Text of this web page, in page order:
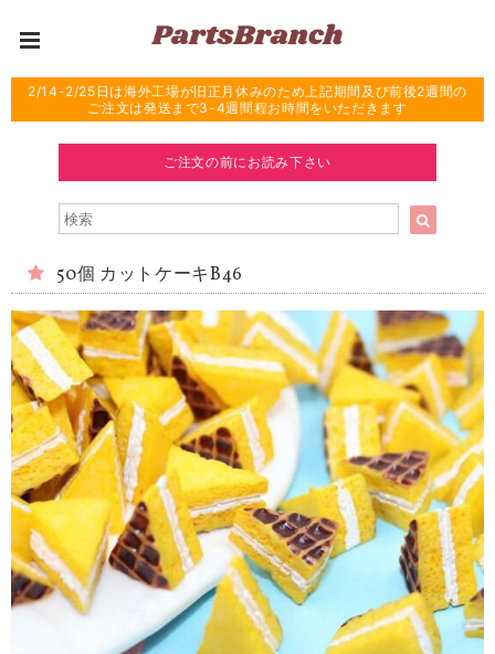
2/14-2/25日は海外工場が旧正月休みのため上記期間及び前後2週間の
ご注文は発送まで3-4週間程お時間をいただきます
ご注文の前にお読み下さい
50個 カットケーキB46